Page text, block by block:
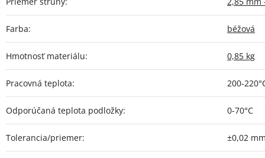
Farba: béžová
Hmotnosť materiálu: 0,85 kg
Pracovná teplota: 200-
Odporúčaná teplota podložky: 0-70°C
Tolerancia/priemer: ±0,02